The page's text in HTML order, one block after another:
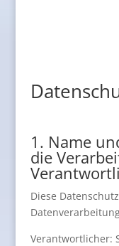
1. Name
die
Diese
Verantwortlicher: